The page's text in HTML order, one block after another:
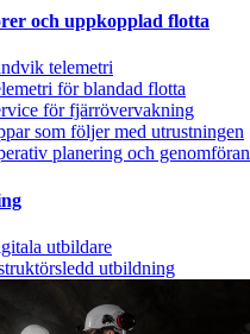
och uppkopplad flotta
telemetri
för blandad flotta
för fjärrövervakning
som följer med utrustningen
planering och
utbildare
utbildning